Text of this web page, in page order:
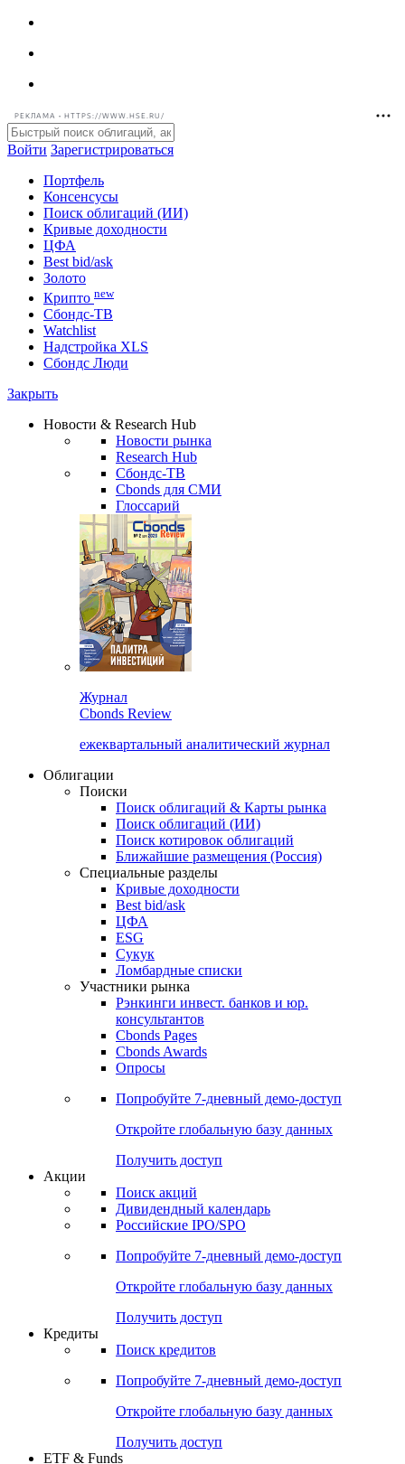
РЕКЛАМА • HTTPS://WWW.HSE.RU/
Войти Зарегистрироваться
Портфель
Консенсусы
Поиск облигаций (ИИ)
Кривые доходности
ЦФА
Best bid/ask
Золото
Крипто new
Watchlist
Сбондс Люди
Новости & Research Hub
Новости рынка
Research Hub
Сбондс-ТВ
Cbonds для СМИ
Глоссарий
Cbonds Review
ежеквартальный аналитический журнал
Облигации
Поиски
Поиск облигаций & Карты рынка
Поиск облигаций (ИИ)
Поиск котировок облигаций
Ближайшие размещения (Россия)
Специальные разделы
Кривые доходности
Best bid/ask
ЦФА
ESG
Сукук
Ломбардные списки
Участники рынка
Рэнкинги инвест. банков и юр.
Cbonds Pages
Опросы
Попробуйте7-дневный
Откройте глобальную базу данных
Получить доступ
Поиск акций
Российские IPO/SPO
Попробуйте7-дневный
Откройте глобальную базу данных
Получить доступ
Поиск кредитов
Попробуйте7-дневный